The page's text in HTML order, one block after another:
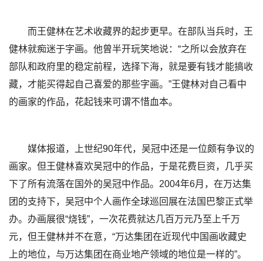
而王健林在艺术收藏界的起步更早。在部队当兵时，王
健林就痴迷于字画。他曾半开玩笑地说：“之所以会放弃在
部队和政府里的稳定前程，选择下海，就是要有钱才能搞收
藏，才能买得起自己喜爱的那些字画。”王健林对自己看中
的画家的作品，花起钱来可谓不惜血本。
媒体报道，上世纪90年代，吴冠中还是一位颇有争议的
画家。但王健林喜欢吴冠中的作品，于是花费巨资，几乎买
下了所有流落在国外的吴冠中作品。2004年6月，在万达集
团的支持下，吴冠中个人画作全球巡回展在法国巴黎正式举
办。办画展很“烧钱”，一次花费就达几百万元乃至上千万
元，但王健林并不在意，“万达集团在近现代中国画收藏史
上的地位，与万达集团在商业地产领域的地位是一样的”。